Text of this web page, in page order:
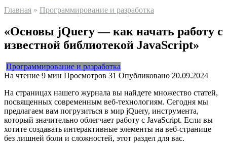
Главная » Программирование и разработка
«Основы jQuery — как начать работу с
известной библиотекой JavaScript»
Программирование и разработка
На чтение 9 мин Просмотров 31 Опубликовано 20.09.2024
На страницах нашего журнала вы найдете множество статей,
посвященных современным веб-технологиям. Сегодня мы
предлагаем вам погрузиться в мир jQuery, инструмента,
который значительно облегчает работу с JavaScript. Если вы
хотите создавать интерактивные элементы на веб-странице
без лишней боли и сложностей, этот раздел для вас.